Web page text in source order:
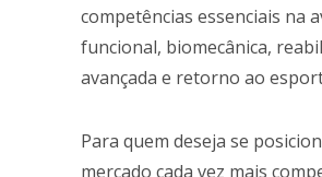
competências essenciais na
funcional, biomecânica,
avançada e retorno ao
Para quem deseja se
mercado cada vez mais